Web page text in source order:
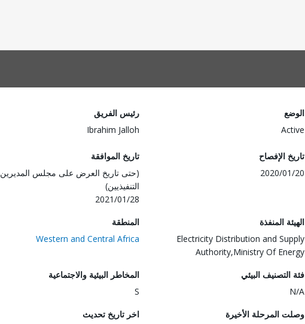
الوضع
Active
رئيس الفريق
Ibrahim Jalloh
تاريخ الإفصاح
2020/01/20
تاريخ الموافقة
(حتى تاريخ العرض على مجلس المديرين
التنفيذيين)
2021/01/28
الهيئة المنفذة
Electricity Distribution and Supply
Authority,Ministry Of Energy
المنطقة
Western and Central Africa
فئة التصنيف البيئي
N/A
المخاطر البيئية والاجتماعية
S
وصلت المرحلة الأخيرة
اخر تاريخ تحديث